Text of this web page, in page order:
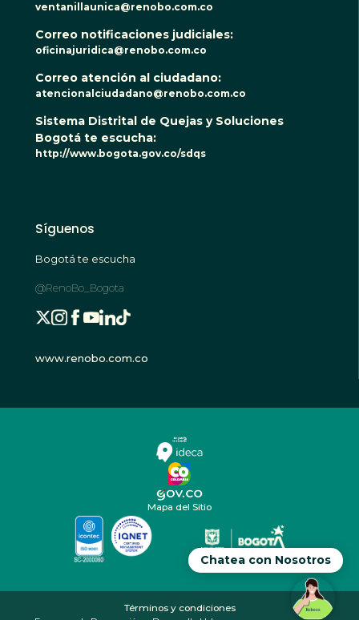
Chatea con Nosotros
ventanillaunica@renobo.com.co
Correo notificaciones judiciales:
oficinajuridica@renobo.com.co
Correo atención al ciudadano:
atencionalciudadano@renobo.com.co
Sistema Distrital de Quejas y Soluciones
Bogotá te escucha:
http://www.bogota.gov.co/sdqs
Síguenos
Bogotá te escucha
@RenoBo_Bogota
www.renobo.com.co
Mapa del Sitio
Términos y condiciones